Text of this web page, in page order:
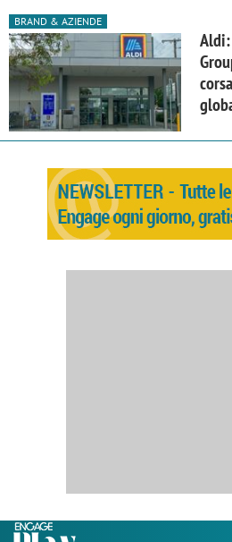
BRAND & AZIENDE